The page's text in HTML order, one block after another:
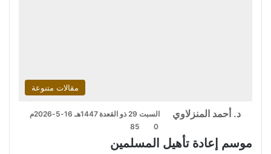
مقالات متنوعة
د. أحمد المنزلاوي
السبت 29 ذو القعدة 1447هـ 16-5-2026م
0
85
موسم إعادة تأهيل المسلمين